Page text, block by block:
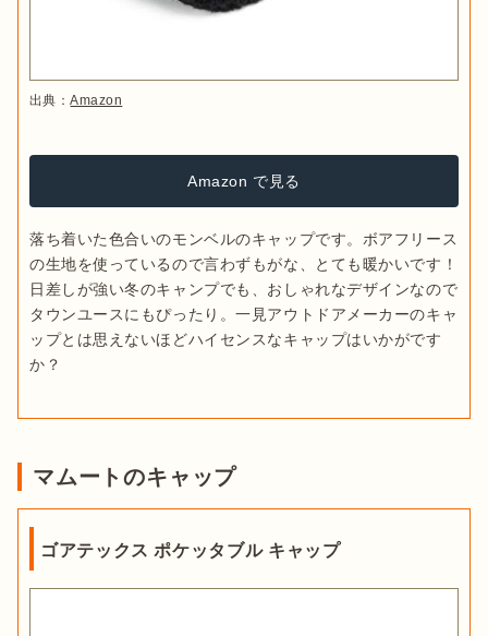
出典：Amazon
Amazon で見る
落ち着いた色合いのモンベルのキャップです。ボアフリース
の生地を使っているので言わずもがな、とても暖かいです！
日差しが強い冬のキャンプでも、おしゃれなデザインなので
タウンユースにもぴったり。一見アウトドアメーカーのキャ
ップとは思えないほどハイセンスなキャップはいかがです
か？
マムートのキャップ
ゴアテックス ポケッタブル キャップ